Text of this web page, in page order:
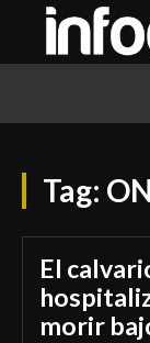
Tag:
El
morir